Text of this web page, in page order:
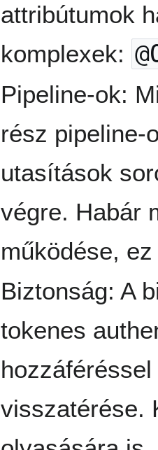
attribútumok
komplexek:
Pipeline-ok:
rész pipeline-
utasítások
végre. Habár
működése,
Biztonság: A
tokenes
visszatérése.